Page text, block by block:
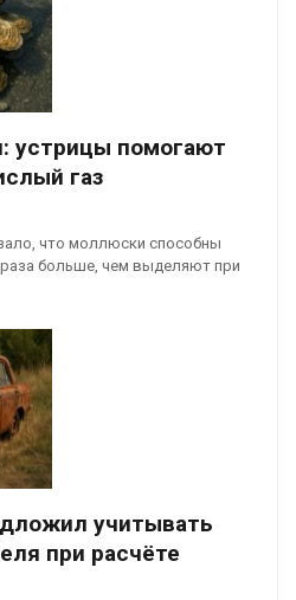
устрицы помогают
газ
что моллюски способны
раза больше, чем выделяют при
учитывать
при расчёте